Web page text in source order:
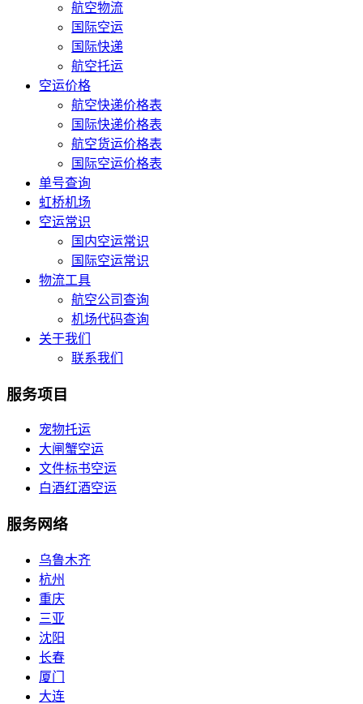
航空物流
国际空运
国际快递
航空托运
空运价格
航空快递价格表
国际快递价格表
航空货运价格表
国际空运价格表
单号查询
虹桥机场
空运常识
国内空运常识
国际空运常识
物流工具
航空公司查询
机场代码查询
关于我们
联系我们
服务项目
宠物托运
大闸蟹空运
文件标书空运
白酒红酒空运
服务网络
乌鲁木齐
杭州
重庆
三亚
沈阳
长春
厦门
大连